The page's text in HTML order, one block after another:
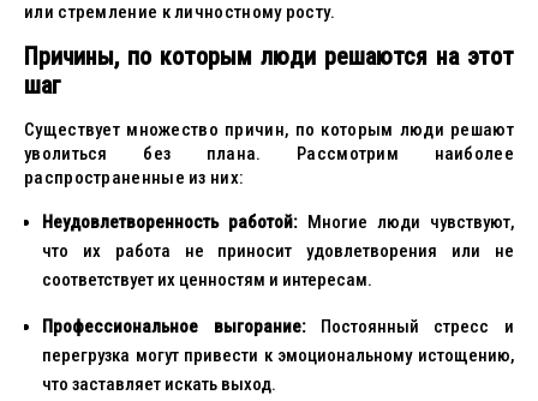
или стремление к личностному росту.
Причины, по которым люди решаются на этот
шаг
Существует множество причин, по которым люди решают
уволиться без плана. Рассмотрим наиболее
распространенные из них:
Неудовлетворенность работой:Многие люди чувствуют,
что их работа не приносит удовлетворения или не
соответствует их ценностям и интересам.
Профессиональное выгорание:Постоянный стресс и
перегрузка могут привести к эмоциональному истощению,
что заставляет искать выход.